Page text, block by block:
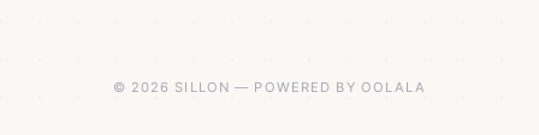
© 2026 SILLON — POWERED BY OOLALA